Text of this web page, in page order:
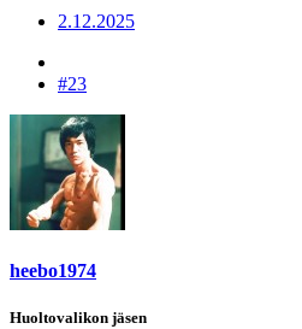
2.12.2025
#23
heebo1974
Huoltovalikon jäsen